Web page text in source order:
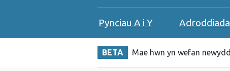
Pynciau A i Y
BETA Mae hwn yn wefan